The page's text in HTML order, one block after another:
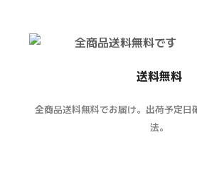
送料無料
全商品送料無料でお届け。出荷予定日
法。